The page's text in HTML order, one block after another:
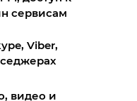
сервисам
Viber,
видео и